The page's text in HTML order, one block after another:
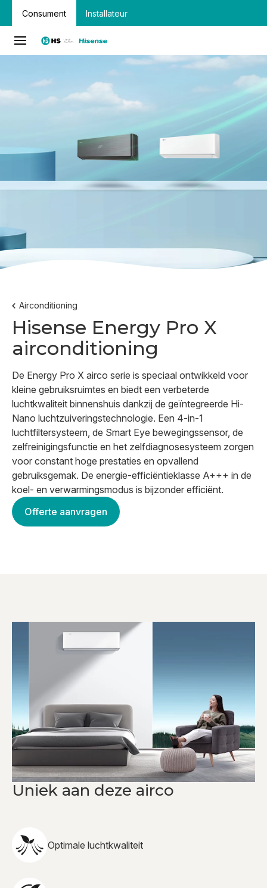
Consument Installateur
Airconditioning
Hisense Energy Pro X
airconditioning
De Energy Pro X airco serie is speciaal ontwikkeld voor
kleine gebruiksruimtes en biedt een verbeterde
luchtkwaliteit binnenshuis dankzij de geïntegreerde Hi-
Nano luchtzuiveringstechnologie. Een 4-in-1
luchtfiltersysteem, de Smart Eye bewegingssensor, de
zelfreinigingsfunctie en het zelfdiagnosesysteem zorgen
voor constant hoge prestaties en opvallend
gebruiksgemak. De energie-efficiëntieklasse A+++ in de
koel- en verwarmingsmodus is bijzonder efficiënt.
Offerte aanvragen
Uniek aan deze airco
Optimale luchtkwaliteit